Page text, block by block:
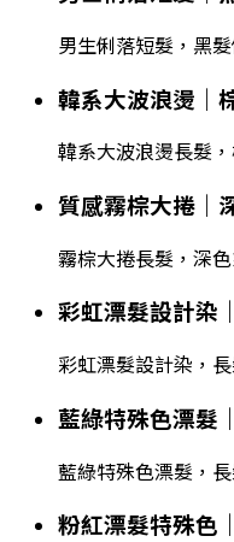
男生俐落短髮，黑
韓系大波浪燙｜
韓系大波浪燙長髮
質感霧棕大捲｜
霧棕大捲長髮，深
彩虹漂髮設計染
彩虹漂髮設計染，
藍綠特殊色漂髮
藍綠特殊色漂髮，
粉紅漂髮特殊色